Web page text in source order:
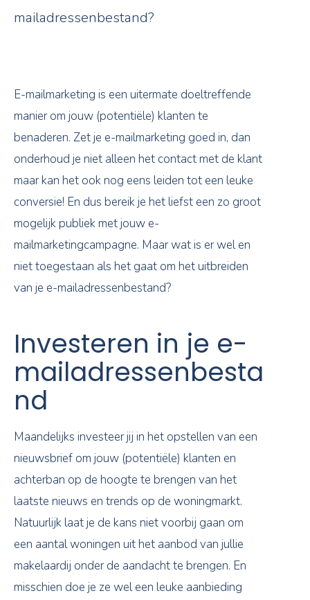
mailadressenbestand?
E-mailmarketing is een uitermate doeltreffende
manier om jouw (potentiële) klanten te
benaderen. Zet je e-mailmarketing goed in, dan
onderhoud je niet alleen het contact met de klant
maar kan het ook nog eens leiden tot een leuke
conversie! En dus bereik je het liefst een zo groot
mogelijk publiek met jouw e-
mailmarketingcampagne. Maar wat is er wel en
niet toegestaan als het gaat om het uitbreiden
van je e-mailadressenbestand?
Investeren in je e-
mailadressenbesta
nd
Maandelijks investeer jij in het opstellen van een
nieuwsbrief om jouw (potentiële) klanten en
achterban op de hoogte te brengen van het
laatste nieuws en trends op de woningmarkt.
Natuurlijk laat je de kans niet voorbij gaan om
een aantal woningen uit het aanbod van jullie
makelaardij onder de aandacht te brengen. En
misschien doe je ze wel een leuke aanbieding